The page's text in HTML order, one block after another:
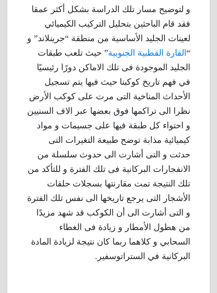
و لتوضيح مسار تلك الدراسة بشكل أكثر عمقا
فقد قام الباحثين بتحليل التركيب الكيميائي
لعينات الجليد الأساسية من منطقة “جرينلاند” و
“ القارة القطبية الجنوبية” حيث تلعب طبقات
الجليد الموجودة فى تلك الاماكن دورًا رئيسيًا
في فهم تاريخ كوكبنا حيث فيها يتم تسجيل
الأحداث المناخية التى مرت على كوكب الأرض
نظرا الى تراكمها فوق بعضها عبر الاف السنيين
و احتواء كل طبقة فيها على جسيمات و مواد
كيميائية مذابة توضح طبيعة التغيرات التى
حدثت و التى أشارت الى حدوث سلسلة من
الانفجارات البركانية فى تلك الفترة و للتأكد من
تلك النتيجة تمت مقارنتها بسجلات حلقات
الأشجار التى يرجع تاريخها الى نفس تلك الفترة
و التى أشارت الى أن الكوكب قد شهد مزيدًا
من هطول الأمطار و زيادة فى الغطاء
السحابي و كلاهما ربما كان نتيجة لزيادة المادة
البركانية في الستراتوسفير.